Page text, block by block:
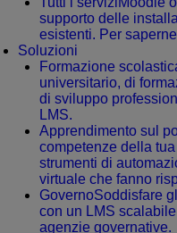
supporto delle
esistenti. Per
Soluzioni
Formazione
universitario, di
di sviluppo
LMS.
Apprendimento sul
competenze della
strumenti di
virtuale che fanno
GovernoSoddisfare
con un LMS
agenzie governative.